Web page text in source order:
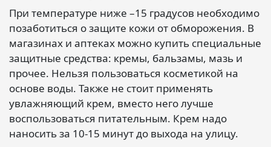
При температуре ниже –15 градусов необходимо
позаботиться о защите кожи от обморожения. В
магазинах и аптеках можно купить специальные
защитные средства: кремы, бальзамы, мазь и
прочее. Нельзя пользоваться косметикой на
основе воды. Также не стоит применять
увлажняющий крем, вместо него лучше
воспользоваться питательным. Крем надо
наносить за 10-15 минут до выхода на улицу.